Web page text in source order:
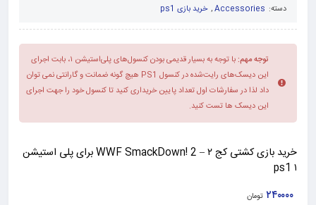
دسته: Accessories
, خرید بازی ps1
توجه مهم:
با توجه به بسیار قدیمی بودن کنسول‌های پلی‌استیشن ۱، بابت اجرای
این دیسک‌های رایت‌شده در کنسول PS1 هیچ گونه ضمانت و گارانتی نمی توان
داد لذا در سفارشات اول تعداد پایین خریداری کنید تا کنسول خود را جهت اجرای
این دیسک ها تست کنید.
خرید بازی کشتی کج ۲ – WWF SmackDown! 2 برای پلی استیشن
۱ ps1
۲۴۰۰۰۰ تومان